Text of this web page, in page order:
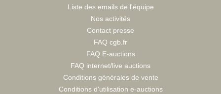
Liste des emails de l'équipe
Nos activités
Contact presse
FAQ cgb.fr
FAQ E-auctions
FAQ internet/live auctions
Conditions générales de vente
Conditions d'utilisation e-auctions